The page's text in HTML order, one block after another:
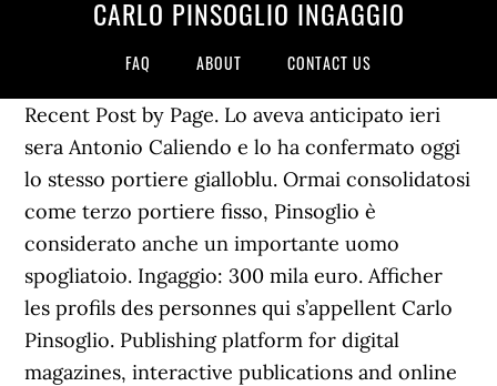
CARLO PINSOGLIO INGAGGIO
FAQ ABOUT CONTACT US
Recent Post by Page. Lo aveva anticipato ieri
sera Antonio Caliendo e lo ha confermato oggi
lo stesso portiere gialloblu. Ormai consolidatosi
come terzo portiere fisso, Pinsoglio è
considerato anche un importante uomo
spogliatoio. Ingaggio: 300 mila euro. Afficher
les profils des personnes qui s’appellent Carlo
Pinsoglio. Publishing platform for digital
magazines, interactive publications and online